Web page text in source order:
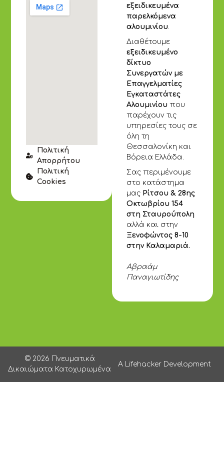
εξειδικευμένα
παρελκόμενα
αλουμινίου.
Διαθέτουμε
εξειδικευμένο
δίκτυο
Συνεργατών με
Επαγγελματίες
Εγκαταστάτες
Αλουμινίου που
παρέχουν τις
υπηρεσίες τους σε
όλη τη
Θεσσαλονίκη και
Βόρεια Ελλάδα.
Σας περιμένουμε
στο κατάστημα
μας Ρίτσου & 28ης
Οκτωβρίου 154
στη Σταυρούπολη
αλλά και στην
Ξενοφώντος 8-10
στην Καλαμαριά.
Αβραάμ
Παναγιωτίδης
Πολιτική
Απορρήτου
Πολιτική
Cookies
© 2026 Πνευματικά
Δικαιώματα Κατοχυρωμένα
A Lifehacker Development